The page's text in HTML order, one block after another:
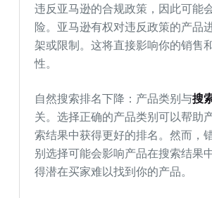
违反亚马逊的合规政策，因此可能
险。亚马逊有权对违反政策的产品
架或限制。这将直接影响你的销售
性。
自然搜索排名下降：产品类别与搜
关。选择正确的产品类别可以帮助
索结果中获得更好的排名。然而，
别选择可能会影响产品在搜索结果
得潜在买家难以找到你的产品。